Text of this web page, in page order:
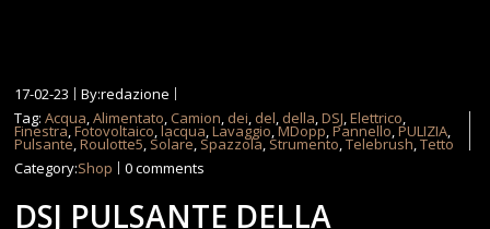
17-02-23
By:redazione
Tag:Acqua,Alimentato, Camion, dei, del, della,DSJ,Elettrico,
Finestra,Fotovoltaico,lacqua,Lavaggio,MDopp,Pannello,PULIZIA,
Pulsante,Roulotte5, Solare, Spazzola, Strumento,Telebrush,Tetto
Category:Shop 0 comments
DSJ PULSANTE DELLA